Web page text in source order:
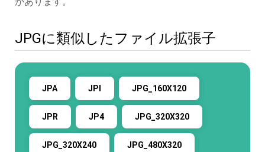
JPGに類似したファイル拡張子
JPA JPI JPG_160X120
JPR JP4 JPG_320X320
JPG_320X240 JPG_480X320